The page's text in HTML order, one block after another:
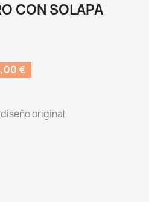
CON SOLAPA
€
original